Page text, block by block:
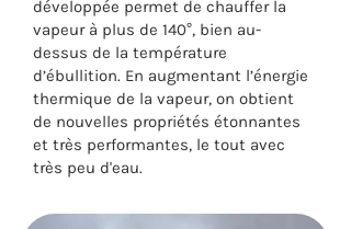
développée permet de chauffer la
vapeur à plus de 140°, bien au-
dessus de la température
d’ébullition. En augmentant l’énergie
thermique de la vapeur, on obtient
de nouvelles propriétés étonnantes
et très performantes, le tout avec
très peu d'eau.